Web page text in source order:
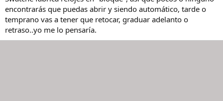
puede aclarar un poquito pues muy agradecido. Y ya de paso que
máquina llevan? 2824?
Un saludo a todos y gracias
encontrarás que puedas abrir y siendo automático, tarde o
temprano vas a tener que retocar, graduar adelanto o
retraso..yo me lo pensaría.